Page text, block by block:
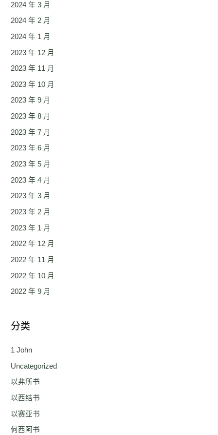
2024 年 3 月
2024 年 2 月
2024 年 1 月
2023 年 12 月
2023 年 11 月
2023 年 10 月
2023 年 9 月
2023 年 8 月
2023 年 7 月
2023 年 6 月
2023 年 5 月
2023 年 4 月
2023 年 3 月
2023 年 2 月
2023 年 1 月
2022 年 12 月
2022 年 11 月
2022 年 10 月
2022 年 9 月
分类
1 John
Uncategorized
以弗所书
以西结书
以赛亚书
何西阿书